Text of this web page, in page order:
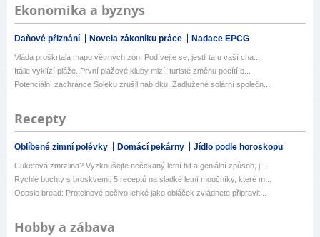
Ekonomika a byznys
Daňové přiznání Novela zákoníku práce Nadace EPCG
Vláda proškrtala mapu větrných zón. Podívejte se, jestli ta u vaší cha...
Itálie vyklízí pláže. První plážové kluby mizí, turisté změnu pocítí b...
Potenciální zachránce Soleku zrušil nabídku. Zadlužené solární společn...
Recepty
Oblíbené zimní polévky Domácí pekárny Jídlo podle horoskopu
Cuketová zmrzlina? Vyzkoušejte nečekaný letní hit a geniální způsob, j...
Rychlé buchty s broskvemi: 5 receptů na sladké letní moučníky, které m...
Oopsie bread: Proteinové pečivo lehké jako obláček zvládnete připravit...
Hobby a zábava